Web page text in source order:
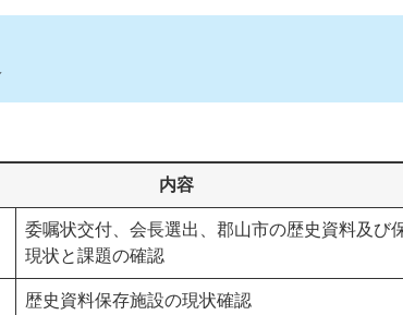
内容
委嘱状交付、会長選出、郡山市の歴史資料及び
現状と課題の確認
歴史資料保存施設の現状確認